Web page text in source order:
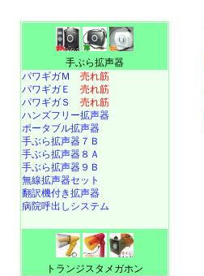
手ぶら拡声器
パワギガＭ 売れ筋
パワギガＥ 売れ筋
パワギガＳ 売れ筋
ハンズフリー拡声器
ポータブル拡声器
手ぶら拡声器７Ｂ
手ぶら拡声器８Ａ
手ぶら拡声器９Ｂ
無線拡声器セット
翻訳機付き拡声器
病院呼出しシステム
トランジスタメガホン